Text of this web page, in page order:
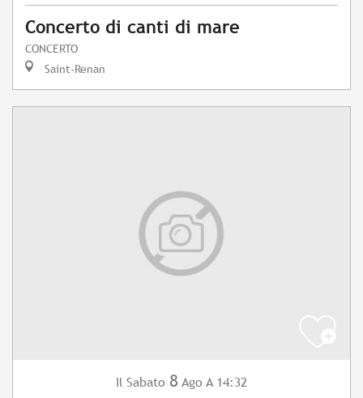
Concerto di canti di mare
CONCERTO
Saint-Renan
Il Sabato 8 Ago A 14:32